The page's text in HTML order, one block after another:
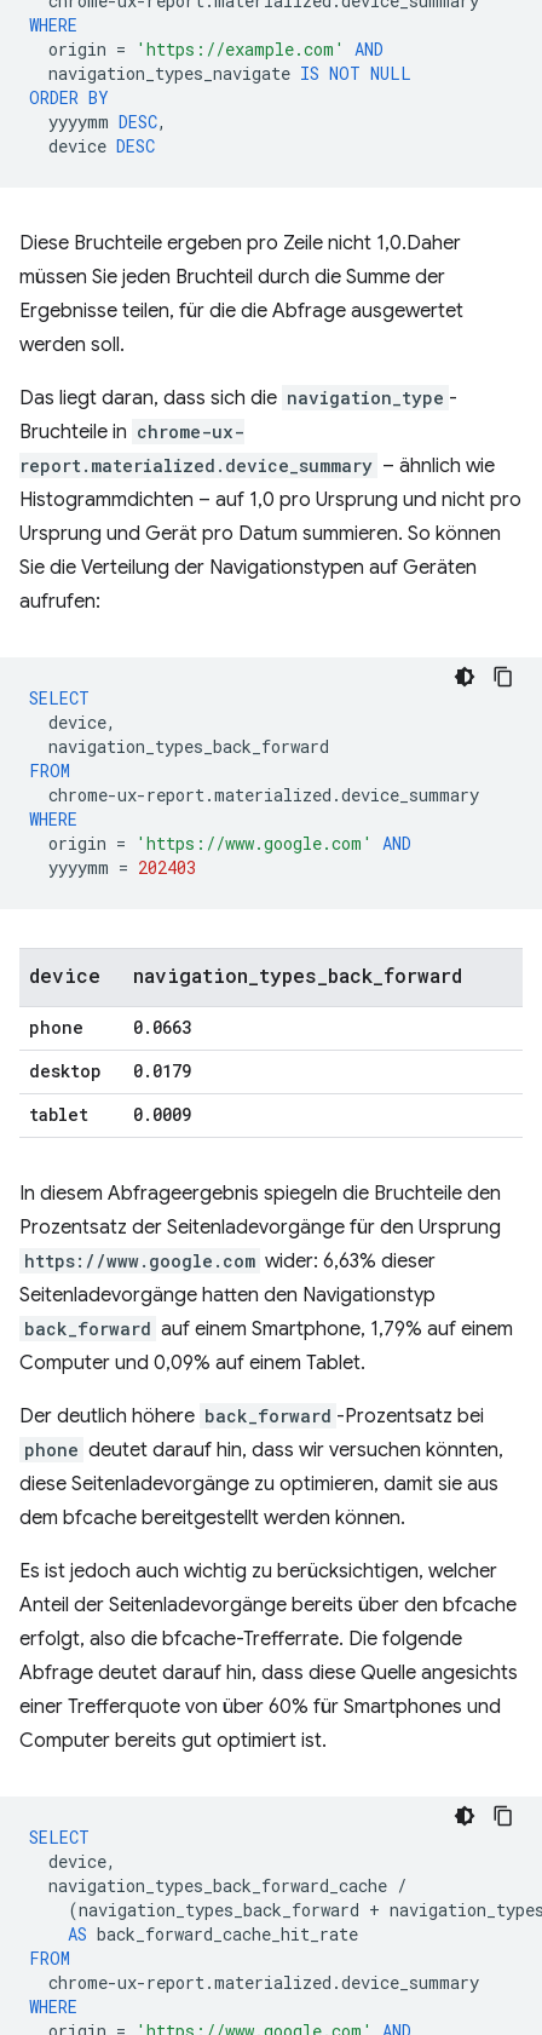
WHERE
origin = 'https://example.com'
AND
navigation_types_navigate IS NOT NULL
ORDER BY
yyyymm DESC,
device DESC
Diese Bruchteile ergeben pro Zeile nicht 1,0.Daher
müssen Sie jeden Bruchteil durch die Summe der
Ergebnisse teilen, für die die Abfrage ausgewertet
werden soll.
Das liegt daran, dass sich die navigation_type -
Bruchteile in chrome-ux-
report.materialized.device_summary – ähnlich wie
Histogrammdichten – auf 1,0 pro Ursprung und nicht pro
Ursprung und Gerät pro Datum summieren. So können
Sie die Verteilung der Navigationstypen auf Geräten
aufrufen:
SELECT
device,
navigation_types_back_forward
FROM
chrome-ux-report.materialized .device_summary
WHERE
origin = 'https://www.google.com'
AND
yyyymm = 202403
device navigation types back forward
phone 0. 0663
desktop
0. 0179
tablet
0. 0009
In diesem Abfrageergebnis spiegeln die Bruchteile den
Prozentsatz der Seitenladevorgänge für den Ursprung
https://www.google.com wider: 6,63% dieser
Seitenladevorgänge hatten den Navigationstyp
back_forward auf einem Smartphone, 1,79% auf einem
Computer und 0,09% auf einem Tablet.
Der deutlich höhere back_forward -Prozentsatz bei
phone deutet darauf hin, dass wir versuchen könnten,
diese Seitenladevorgänge zu optimieren, damit sie aus
dem bfcache bereitgestellt werden können.
Es ist jedoch auch wichtig zu berücksichtigen, welcher
Anteil der Seitenladevorgänge bereits über den bfcache
erfolgt, also die bfcache-Trefferrate. Die folgende
Abfrage deutet darauf hin, dass diese Quelle angesichts
einer Trefferquote von über 60% für Smartphones und
Computer bereits gut optimiert ist.
SELECT
device,
navigation_types_back_forward_cache /
(navigation_types_back_forward +
AS back_forward_cache_hit_rate
FROM
chrome-ux-report.materialized .device_summary
WHERE